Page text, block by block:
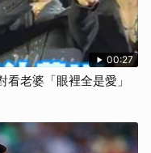
00:27
老婆「眼裡全是愛」